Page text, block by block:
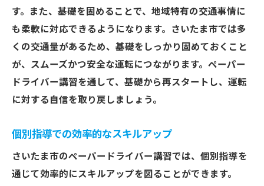
す。また、基礎を固めることで、地域特有の交通事情に
も柔軟に対応できるようになります。さいたま市では多
くの交通量があるため、基礎をしっかり固めておくこと
が、スムーズかつ安全な運転につながります。ペーパー
ドライバー講習を通して、基礎から再スタートし、運転
に対する自信を取り戻しましょう。
個別指導での効率的なスキルアップ
さいたま市のペーパードライバー講習では、個別指導を
通じて効率的にスキルアップを図ることができます。